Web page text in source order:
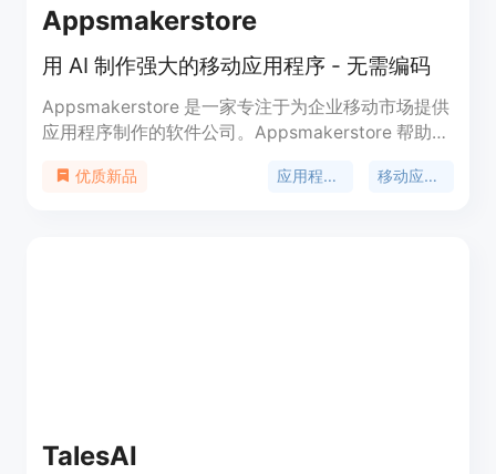
Appsmakerstore
用 AI 制作强大的移动应用程序 - 无需编码
Appsmakerstore 是一家专注于为企业移动市场提供
应用程序制作的软件公司。Appsmakerstore 帮助您
未如此简单。填写有关您的公司的信息，完成您的应
优质新品 应用程序制作 移动应用程序
TalesAI